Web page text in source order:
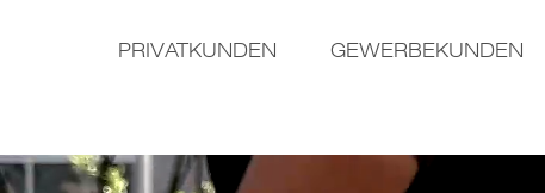
PRIVATKUNDEN GEWERBEKUNDEN